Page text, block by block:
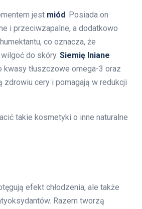
jest miód. Posiada on
i przeciwzapalne, a dodatkowo
co oznacza, że
do skóry. Siemię lniane
tłuszczowe omega-3 oraz
zdrowiu cery i pomagają w redukcji
takie kosmetyki o inne naturalne
efekt chłodzenia, ale także
Razem tworzą